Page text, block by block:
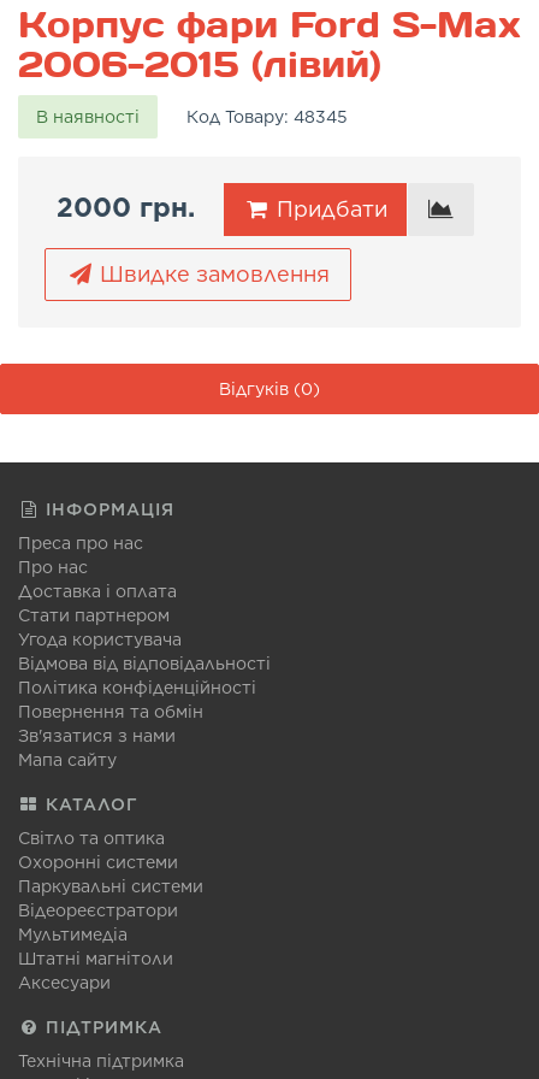
Корпус фари Ford S-Max
2006-2015 (лівий)
В наявності Код Товару: 48345
2000 грн. Придбати
Швидке замовлення
Відгуків (0)
ІНФОРМАЦІЯ
Преса про нас
Про нас
Доставка і оплата
Стати партнером
Угода користувача
Відмова від відповідальності
Політика конфіденційності
Повернення та обмін
Зв'язатися з нами
Мапа сайту
КАТАЛОГ
Світло та оптика
Охоронні системи
Паркувальні системи
Відеореєстратори
Мультимедіа
Штатні магнітоли
Аксесуари
ПІДТРИМКА
Технічна підтримка